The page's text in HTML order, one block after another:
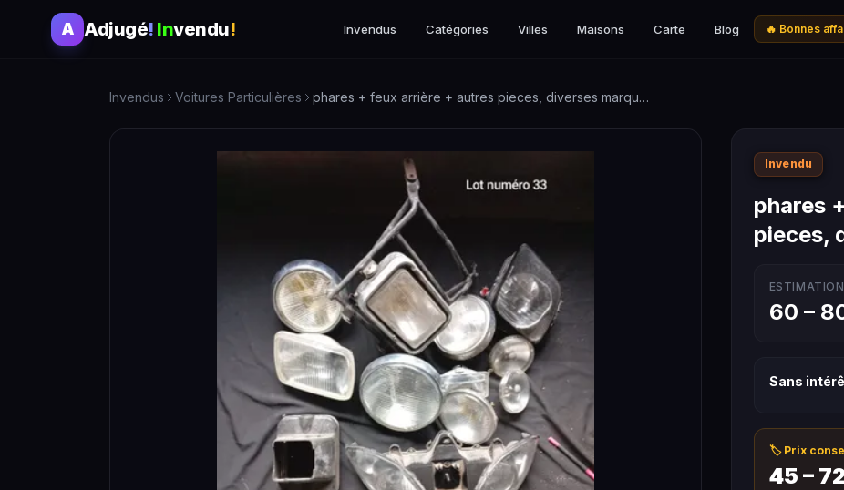
A Adjugé! Invendu! Invendus Catégories Villes Maisons Carte Blog 🔥 Bonnes
Invendus Voitures Particulières phares + feux arrière + autres pieces, diverses marqu…
Invendu
phares
pieces,
ESTIMATION
60 –
Sans
🏷️ Prix
45 –